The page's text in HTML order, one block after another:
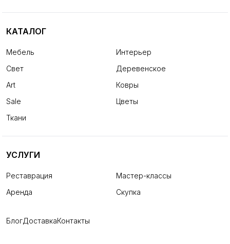
КАТАЛОГ
Мебель
Интерьер
Свет
Деревенское
Art
Ковры
Sale
Цветы
Ткани
УСЛУГИ
Реставрация
Мастер-классы
Аренда
Скупка
БлогДоставкаКонтакты